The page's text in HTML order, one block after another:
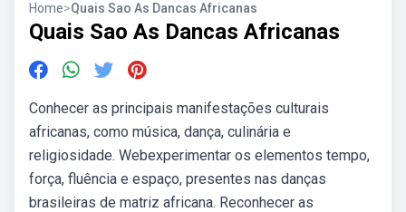
Home>Quais Sao As Dancas Africanas
Quais Sao As Dancas Africanas
Conhecer as principais manifestações culturais
africanas, como música, dança, culinária e
religiosidade. Webexperimentar os elementos tempo,
força, fluência e espaço, presentes nas danças
brasileiras de matriz africana. Reconhecer as